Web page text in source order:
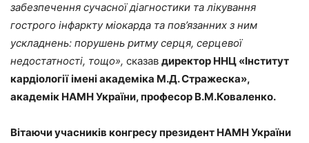
забезпечення сучасної діагностики та лікування
гострого інфаркту міокарда та пов’язанних з ним
ускладнень: порушень ритму серця, серцевої
недостатності, тощо», сказав директор ННЦ «Інститут
кардіології імені академіка М.Д. Стражеска»,
академік НАМН України, професор В.М.Коваленко.
Вітаючи учасників конгресу президент НАМН України